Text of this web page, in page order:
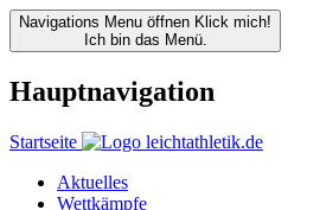
Navigations Menu öffnen Klick mich!
Ich bin das Menü.
Hauptnavigation
Startseite
Aktuelles
Wettkämpfe